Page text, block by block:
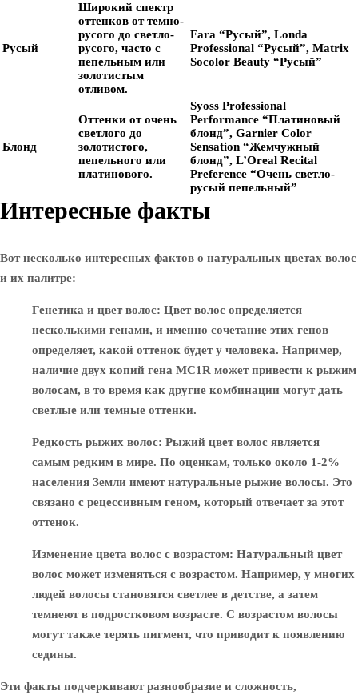
Русый
Широкий спектр
оттенков от темно-
русого до светло-
русого, часто с
пепельным или
золотистым
отливом.
Fara “Русый”, Londa
Professional “Русый”, Matrix
Socolor Beauty “Русый”
Блонд
Оттенки от очень
светлого до
золотистого,
пепельного или
платинового.
Syoss Professional
Performance “Платиновый
блонд”, Garnier Color
Sensation “Жемчужный
блонд”, L’Oreal Recital
Preference “Очень светло-
русый пепельный”
Интересные факты
Вот несколько интересных фактов о натуральных цветах волос
и их палитре:
Генетика и цвет волос: Цвет волос определяется
несколькими генами, и именно сочетание этих генов
определяет, какой оттенок будет у человека. Например,
наличие двух копий гена MC1R может привести к рыжим
волосам, в то время как другие комбинации могут дать
светлые или темные оттенки.
Редкость рыжих волос: Рыжий цвет волос является
самым редким в мире. По оценкам, только около 1-2%
населения Земли имеют натуральные рыжие волосы. Это
связано с рецессивным геном, который отвечает за этот
оттенок.
Изменение цвета волос с возрастом: Натуральный цвет
волос может изменяться с возрастом. Например, у многих
людей волосы становятся светлее в детстве, а затем
темнеют в подростковом возрасте. С возрастом волосы
могут также терять пигмент, что приводит к появлению
седины.
Эти факты подчеркивают разнообразие и сложность,